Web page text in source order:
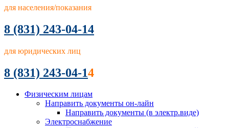
для населения/показания
8 (831) 243-04-14
для юридических лиц
8 (831) 243-04-14
Физическим лицам
Направить документы он-лайн
Направить документы (в электр.виде)
Электроснабжение